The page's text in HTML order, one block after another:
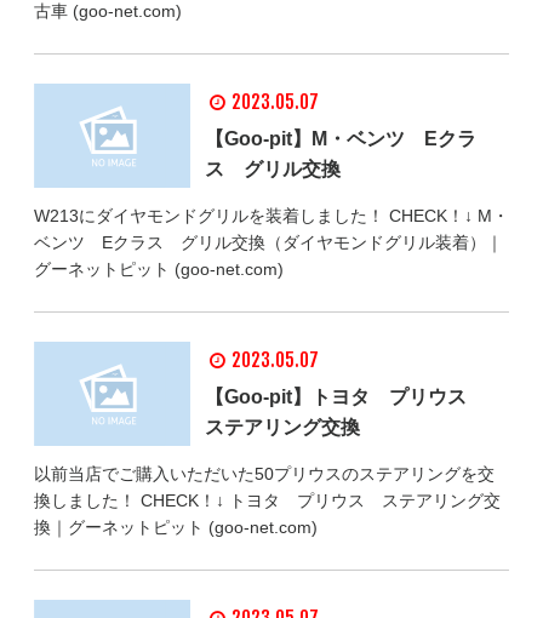
古車 (goo-net.com)
2023.05.07
【Goo-pit】M・ベンツ Eクラ
ス グリル交換
W213にダイヤモンドグリルを装着しました！ CHECK！↓ M・
ベンツ Eクラス グリル交換（ダイヤモンドグリル装着）｜
グーネットピット (goo-net.com)
2023.05.07
【Goo-pit】トヨタ プリウス
ステアリング交換
以前当店でご購入いただいた50プリウスのステアリングを交
換しました！ CHECK！↓ トヨタ プリウス ステアリング交
換｜グーネットピット (goo-net.com)